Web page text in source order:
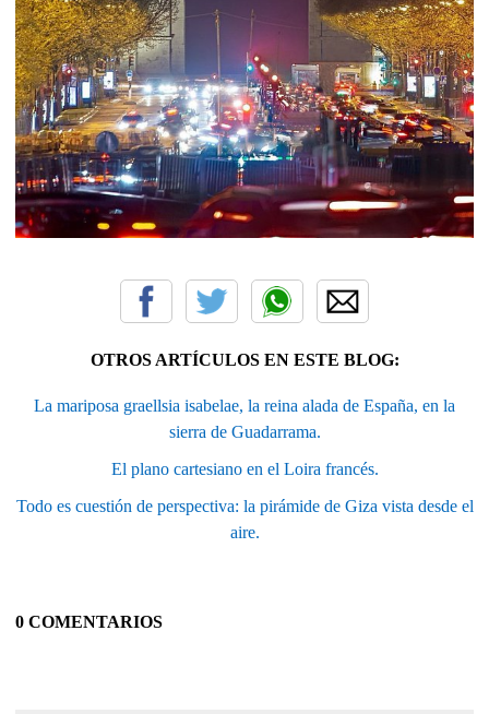
OTROS ARTÍCULOS EN ESTE BLOG:
La mariposa graellsia isabelae, la reina alada de España, en la
sierra de Guadarrama.
El plano cartesiano en el Loira francés.
Todo es cuestión de perspectiva: la pirámide de Giza vista desde el
aire.
0 COMENTARIOS